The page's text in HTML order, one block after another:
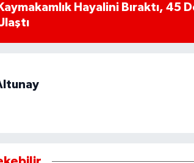
Kaymakamlık Hayalini Bıraktı, 45